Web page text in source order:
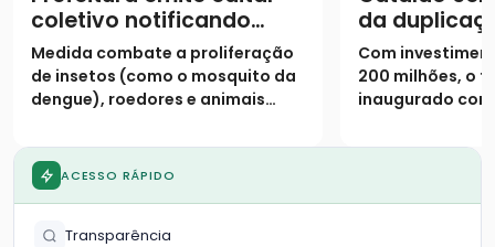
coletivo notificando
proprietários para
limpeza de lotes até 31
de janeiro
Medida combate a proliferação
de insetos (como o mosquito da
dengue), roedores e animais
da
urbano da
Com
200 milhões, o
inaugurado
marginais e 9
ACESSO RÁPIDO
Transparência